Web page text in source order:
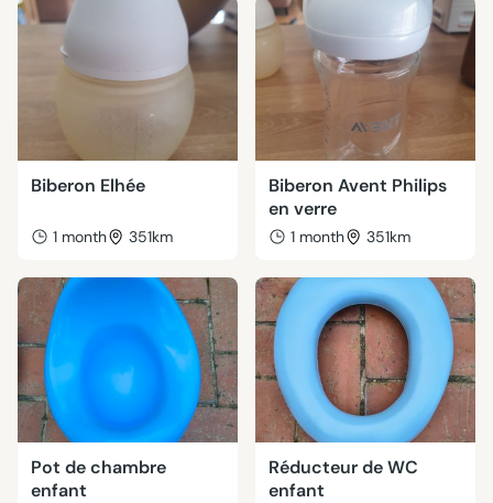
Biberon Elhée
1 month 351km
Biberon Avent Philips
en verre
1 month 351km
Pot de chambre
enfant
Réducteur de WC
enfant